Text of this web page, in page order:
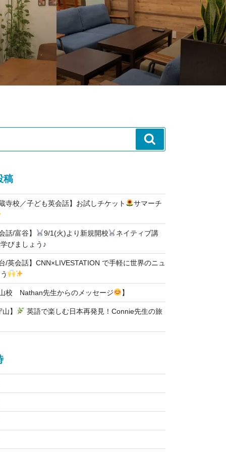
索
稿
寺校／子ども英会話】お試しチケット
サマーチ
話/富谷】 9/1(火)より新規開校
ネイティブ講
びましょう♪
/英会話】CNN×LIVESTATION で手軽に世界のニュ
山校 Nathan先生からのメッセージ 】
】
英語で楽しむ日本再発見！Connie先生の旅